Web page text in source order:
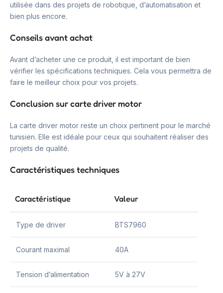
utilisée dans des projets de robotique, d’automatisation et
bien plus encore.
Conseils avant achat
Avant d’acheter une ce produit, il est important de bien
vérifier les spécifications techniques. Cela vous permettra de
faire le meilleur choix pour vos projets.
Conclusion sur carte driver motor
La carte driver motor reste un choix pertinent pour le marché
tunisien. Elle est idéale pour ceux qui souhaitent réaliser des
projets de qualité.
Caractéristiques techniques
Caractéristique Valeur
Type de driver BTS7960
Courant maximal 40A
Tension d’alimentation 5V à 27V